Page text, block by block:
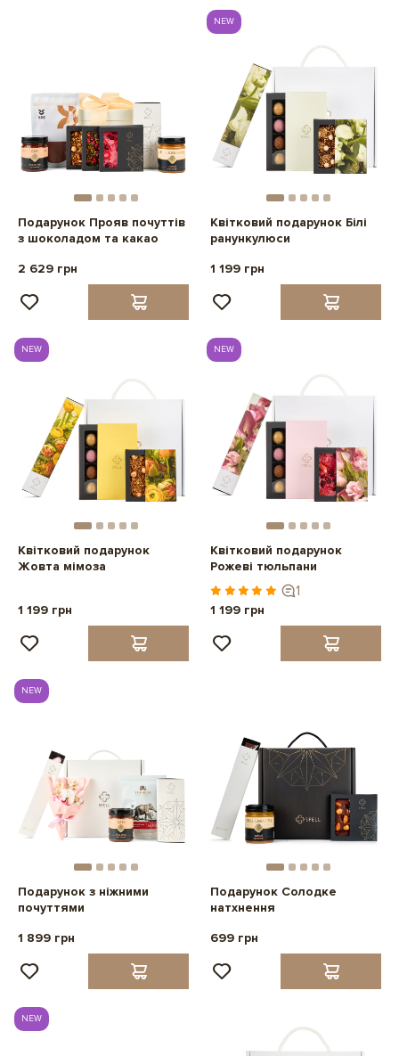
Подарунок Прояв почуттів
з шоколадом та какао
2 629 грн
NEW
Квітковий подарунок Білі
ранункулюси
1 199 грн
NEW
Квітковий подарунок
Жовта мімоза
1 199 грн
NEW
Квітковий подарунок
Рожеві тюльпани
1
1 199 грн
NEW
Подарунок з ніжними
почуттями
1 899 грн
Подарунок Солодке
натхнення
699 грн
NEW